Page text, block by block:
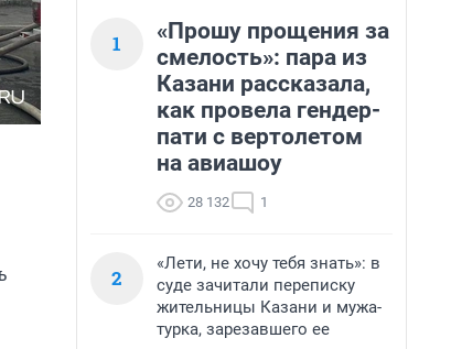
1
«Прошу прощения за
смелость»: пара из
Казани рассказала,
как провела гендер-
пати с вертолетом
на авиашоу
28 132 1
2
«Лети, не хочу тебя знать»: в
суде зачитали переписку
жительницы Казани и мужа-
турка, зарезавшего ее